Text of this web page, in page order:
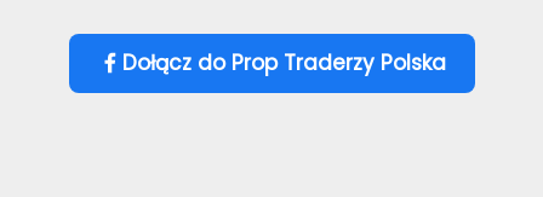
Dołącz do Prop Traderzy Polska